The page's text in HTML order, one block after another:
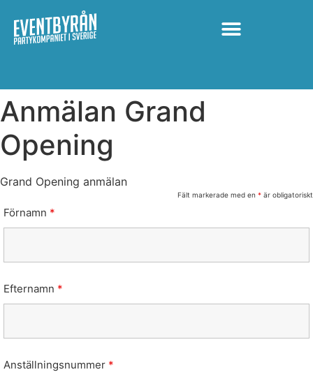
Anmälan Grand
Opening
Grand Opening anmälan
Fält markerade med en * är obligatoriskt
Förnamn *
Efternamn *
Anställningsnummer *